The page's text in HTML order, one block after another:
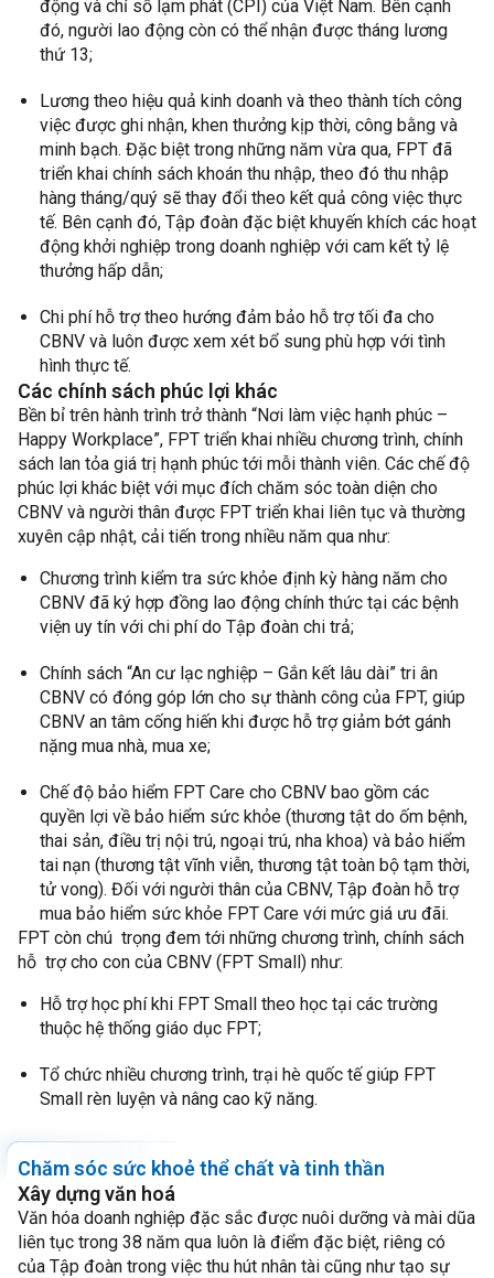
động và chỉ số lạm phát (CPI) của Việt Nam. Bên cạnh
đó, người lao động còn có thể nhận được tháng lương
thứ 13;
Lương theo hiệu quả kinh doanh và theo thành tích công
việc được ghi nhận, khen thưởng kịp thời, công bằng và
minh bạch. Đặc biệt trong những năm vừa qua, FPT đã
triển khai chính sách khoán thu nhập, theo đó thu nhập
hàng tháng/quý sẽ thay đổi theo kết quả công việc thực
tế. Bên cạnh đó, Tập đoàn đặc biệt khuyến khích các hoạt
động khởi nghiệp trong doanh nghiệp với cam kết tỷ lệ
thưởng hấp dẫn;
Chi phí hỗ trợ theo hướng đảm bảo hỗ trợ tối đa cho
CBNV và luôn được xem xét bổ sung phù hợp với tình
hình thực tế.
Các chính sách phúc lợi khác
Bền bỉ trên hành trình trở thành “Nơi làm việc hạnh phúc –
Happy Workplace”, FPT triển khai nhiều chương trình, chính
sách lan tỏa giá trị hạnh phúc tới mỗi thành viên. Các chế độ
phúc lợi khác biệt với mục đích chăm sóc toàn diện cho
CBNV và người thân được FPT triển khai liên tục và thường
xuyên cập nhật, cải tiến trong nhiều năm qua như:
Chương trình kiểm tra sức khỏe định kỳ hàng năm cho
CBNV đã ký hợp đồng lao động chính thức tại các bệnh
viện uy tín với chi phí do Tập đoàn chi trả;
Chính sách “An cư lạc nghiệp – Gắn kết lâu dài” tri ân
CBNV có đóng góp lớn cho sự thành công của FPT, giúp
CBNV an tâm cống hiến khi được hỗ trợ giảm bớt gánh
nặng mua nhà, mua xe;
Chế độ bảo hiểm FPT Care cho CBNV bao gồm các
quyền lợi về bảo hiểm sức khỏe (thương tật do ốm bệnh,
thai sản, điều trị nội trú, ngoại trú, nha khoa) và bảo hiểm
tai nạn (thương tật vĩnh viễn, thương tật toàn bộ tạm thời,
tử vong). Đối với người thân của CBNV, Tập đoàn hỗ trợ
mua bảo hiểm sức khỏe FPT Care với mức giá ưu đãi.
FPT còn chú trọng đem tới những chương trình, chính sách
hỗ trợ cho con của CBNV (FPT Small) như:
Hỗ trợ học phí khi FPT Small theo học tại các trường
thuộc hệ thống giáo dục FPT;
Tổ chức nhiều chương trình, trại hè quốc tế giúp FPT
Small rèn luyện và nâng cao kỹ năng.
Chăm sóc sức khoẻ thể chất và tinh thần
Xây dựng văn hoá
Văn hóa doanh nghiệp đặc sắc được nuôi dưỡng và mài dũa
liên tục trong 38 năm qua luôn là điểm đặc biệt, riêng có
của Tập đoàn trong việc thu hút nhân tài cũng như tạo sự